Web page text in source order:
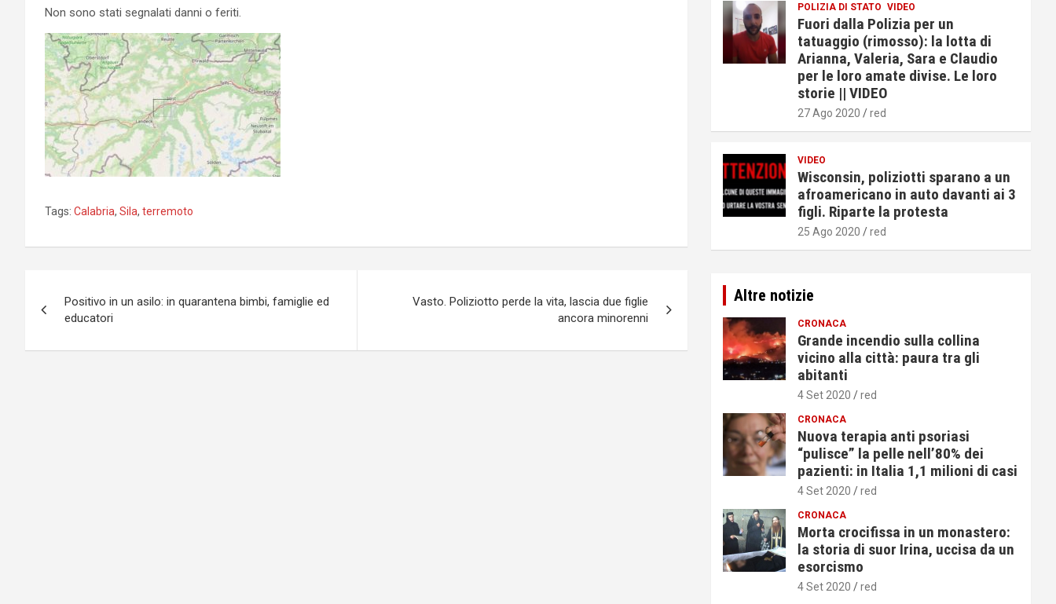
Non sono stati segnalati danni o feriti.
Tags: Calabria, Sila, terremoto
articoli
Positivo in un asilo: in quarantena bimbi, famiglie ed
educatori
Vasto. Poliziotto perde la vita, lascia due figlie
ancora minorenni
POLIZIA DI STATO VIDEO
Fuori dalla Polizia per un
tatuaggio (rimosso): la lotta di
Arianna, Valeria, Sara e Claudio
per le loro amate divise. Le loro
storie || VIDEO
27 Ago 2020 red
VIDEO
Wisconsin, poliziotti sparano a un
afroamericano in auto davanti ai 3
figli. Riparte la protesta
25 Ago 2020 red
Altre notizie
CRONACA
Grande incendio sulla collina
vicino alla città: paura tra gli
abitanti
4 Set 2020 red
CRONACA
Nuova terapia anti psoriasi
“pulisce” la pelle nell’80% dei
pazienti: in Italia 1,1 milioni di casi
4 Set 2020 red
CRONACA
Morta crocifissa in un monastero:
la storia di suor Irina, uccisa da un
esorcismo
4 Set 2020 red